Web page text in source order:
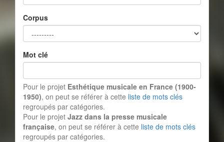
Corpus
Mot clé
Pour le projet Esthétique musicale en France (1900-
1950), on peut se référer à cette liste de mots clés
regroupés par catégories.
Pour le projet Jazz dans la presse musicale
française, on peut se référer à cette liste de mots clés
regroupés par catégories.